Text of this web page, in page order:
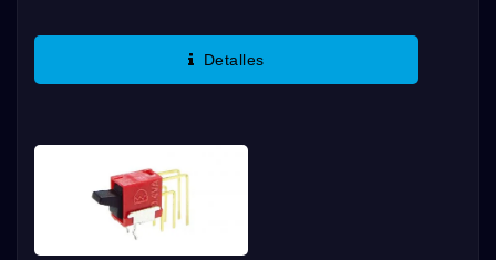
Ofrecen Una Variedad De Opciones De
Detalles